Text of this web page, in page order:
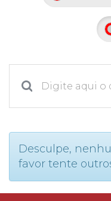
Desculpe,
favor tente